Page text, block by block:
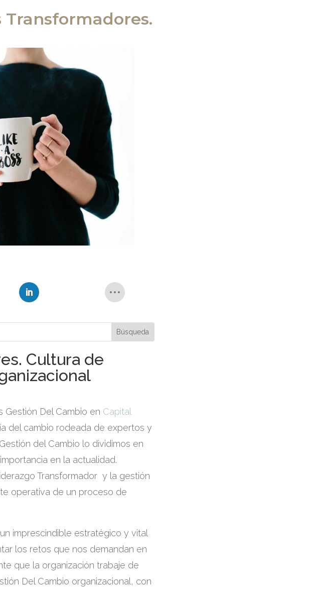
Transformadores.
Cultura de
Gestión Del Cambio en Capital
del cambio rodeada de expertos y
del Cambio lo dividimos en
en la actualidad.
Transformador y la gestión
operativa de un proceso de
imprescindible estratégico y vital
los retos que nos demandan en
que la organización trabaje de
Del Cambio organizacional, con